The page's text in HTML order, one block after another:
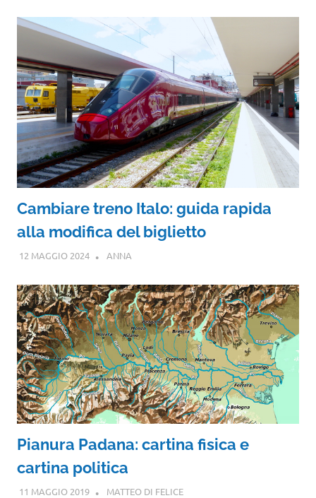
Cambiare treno Italo: guida rapida
alla modifica del biglietto
12 MAGGIO 2024 ANNA
Pianura Padana: cartina fisica e
cartina politica
11 MAGGIO 2019 MATTEO DI FELICE